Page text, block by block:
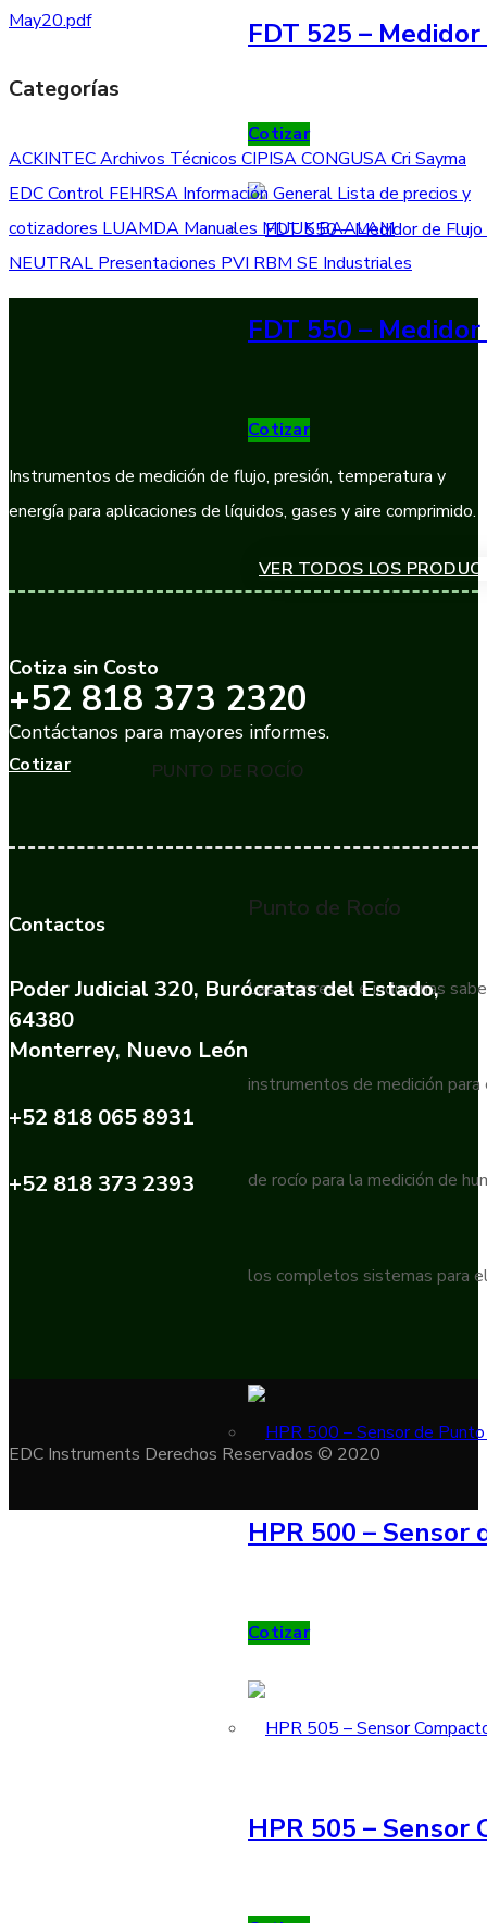
FDT 525 –
Cotizar
FDT 550 –
Cotizar
VER TODOS LOS
PUNTO DE ROCÍO
Punto de Rocío
Las empresas e industrias
instrumentos de medición
de rocío para la medición de
los completos sistemas para
HPR 500 –
Cotizar
HPR 505 – Sensor
May20.pdf
Categorías
ACKINTECArchivos Técnicos CIPISACONGUSACri Sayma
EDC Control FEHRSA Información General Lista de precios y
cotizadores LUAMDA Manuales MUUK BAALAM
NEUTRAL Presentaciones PVI RBM SE Industriales
Instrumentos de medición de flujo, presión, temperatura y
energía para aplicaciones de líquidos, gases y aire comprimido.
Cotiza sin Costo
+52 818 373 2320
Contáctanos para mayores informes.
Cotizar
Contactos
Poder Judicial 320, Burócratas del Estado,
64380
Monterrey, Nuevo León
+52 818 065 8931
+52 818 373 2393
EDC Instruments Derechos Reservados © 2020